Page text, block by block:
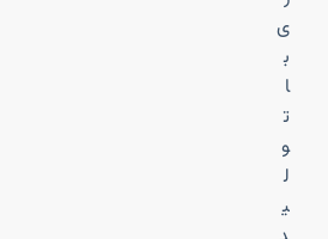
ی
ب
ا
ت
و
ل
ی